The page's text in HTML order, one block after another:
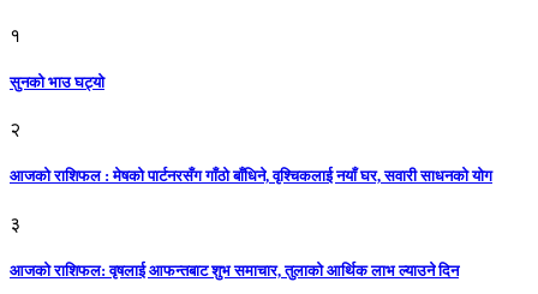
१
सुनको भाउ घट्याे
२
आजको राशिफल : मेषको पार्टनरसँग गाँठो बाँधिने, वृश्चिकलाई नयाँ घर, सवारी साधनकाे याेग
३
आजकाे राशिफल: वृषलाई आफन्तबाट शुभ समाचार, तुलाकाे आर्थिक लाभ ल्याउने दिन